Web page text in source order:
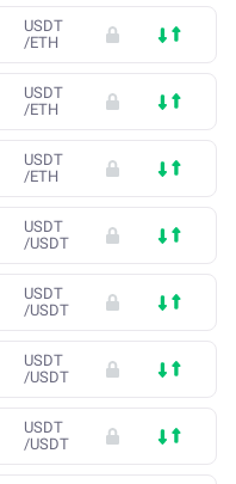
USDT
/ETH
USDT
/ETH
USDT
/ETH
USDT
/USDT
USDT
/USDT
USDT
/USDT
USDT
/USDT